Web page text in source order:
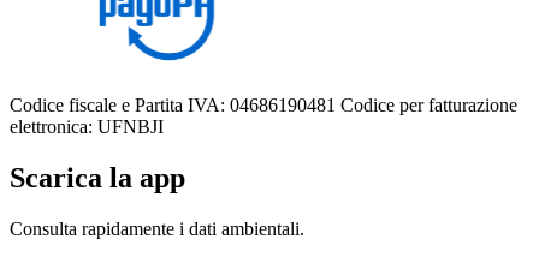
Codice fiscale e Partita IVA: 04686190481 Codice per fatturazione
elettronica: UFNBJI
Scarica la app
Consulta rapidamente i dati ambientali.